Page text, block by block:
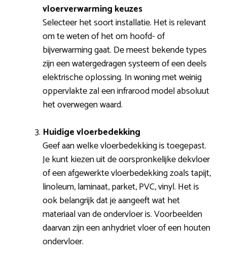
vloerverwarming keuzes
Selecteer het soort installatie. Het is relevant
om te weten of het om hoofd- of
bijverwarming gaat. De meest bekende types
zijn een watergedragen systeem of een deels
elektrische oplossing. In woning met weinig
oppervlakte zal een infrarood model absoluut
het overwegen waard.
Huidige vloerbedekking
Geef aan welke vloerbedekking is toegepast.
Je kunt kiezen uit de oorspronkelijke dekvloer
of een afgewerkte vloerbedekking zoals tapijt,
linoleum, laminaat, parket, PVC, vinyl. Het is
ook belangrijk dat je aangeeft wat het
materiaal van de ondervloer is. Voorbeelden
daarvan zijn een anhydriet vloer of een houten
ondervloer.